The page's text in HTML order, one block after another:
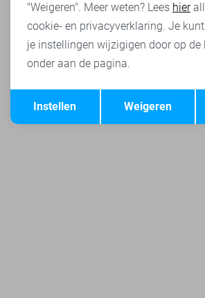
Terug
"Weigeren". Meer weten? Lees hier
cookie- en privacyverklaring. Je
je instellingen wijzigigen door op de
onder aan de pagina.
Weigeren
Instellen